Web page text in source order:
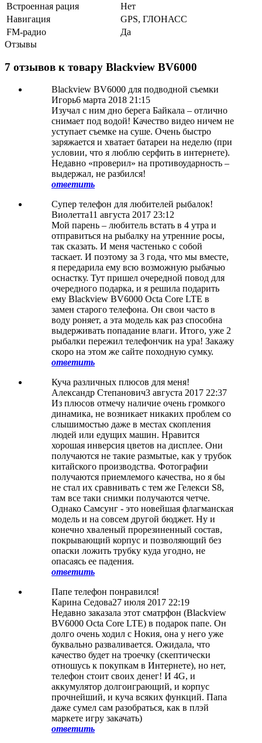
Встроенная рация
Нет
Навигация
GPS, ГЛОНАСС
FM-радио
Да
Отзывы
7 отзывов к товару Blackview BV6000
Blackview BV6000 для подводной съемки
Игорь6 марта 2018 21:15
Изучал с ним дно берега Байкала – отлично
снимает под водой! Качество видео ничем не
уступает съемке на суше. Очень быстро
заряжается и хватает батареи на неделю (при
условии, что я люблю серфить в интернете).
Недавно «проверил» на противоударность –
выдержал, не разбился!
ответить
Супер телефон для любителей рыбалок!
Виолетта11 августа 2017 23:12
Мой парень – любитель встать в 4 утра и
отправиться на рыбалку на утренние росы,
так сказать. И меня частенько с собой
таскает. И поэтому за 3 года, что мы вместе,
я передарила ему всю возможную рыбачью
оснастку. Тут пришел очередной повод для
очередного подарка, и я решила подарить
ему Blackview BV6000 Octa Core LTE в
замен старого телефона. Он свои часто в
воду роняет, а эта модель как раз способна
выдерживать попадание влаги. Итого, уже 2
рыбалки пережил телефончик на ура! Закажу
скоро на этом же сайте походную сумку.
ответить
Куча различных плюсов для меня!
Александр Степанович3 августа 2017 22:37
Из плюсов отмечу наличие очень громкого
динамика, не возникает никаких проблем со
слышимостью даже в местах скопления
людей или едущих машин. Нравится
хорошая инверсия цветов на дисплее. Они
получаются не такие размытые, как у трубок
китайского производства. Фотографии
получаются приемлемого качества, но я бы
не стал их сравнивать с тем же Гелекси S8,
там все таки снимки получаются четче.
Однако Самсунг - это новейшая флагманская
модель и на совсем другой бюджет. Ну и
конечно хваленый прорезиненный состав,
покрывающий корпус и позволяющий без
опаски ложить трубку куда угодно, не
опасаясь ее падения.
ответить
Папе телефон понравился!
Карина Седова27 июля 2017 22:19
Недавно заказала этот сматрфон (Blackview
BV6000 Octa Core LTE) в подарок папе. Он
долго очень ходил с Нокия, она у него уже
буквально разваливается. Ожидала, что
качество будет на троечку (скептически
отношусь к покупкам в Интернете), но нет,
телефон стоит своих денег! И 4G, и
аккумулятор долгоиграющий, и корпус
прочнейший, и куча всяких функций. Папа
даже сумел сам разобраться, как в плэй
маркете игру закачать)
ответить